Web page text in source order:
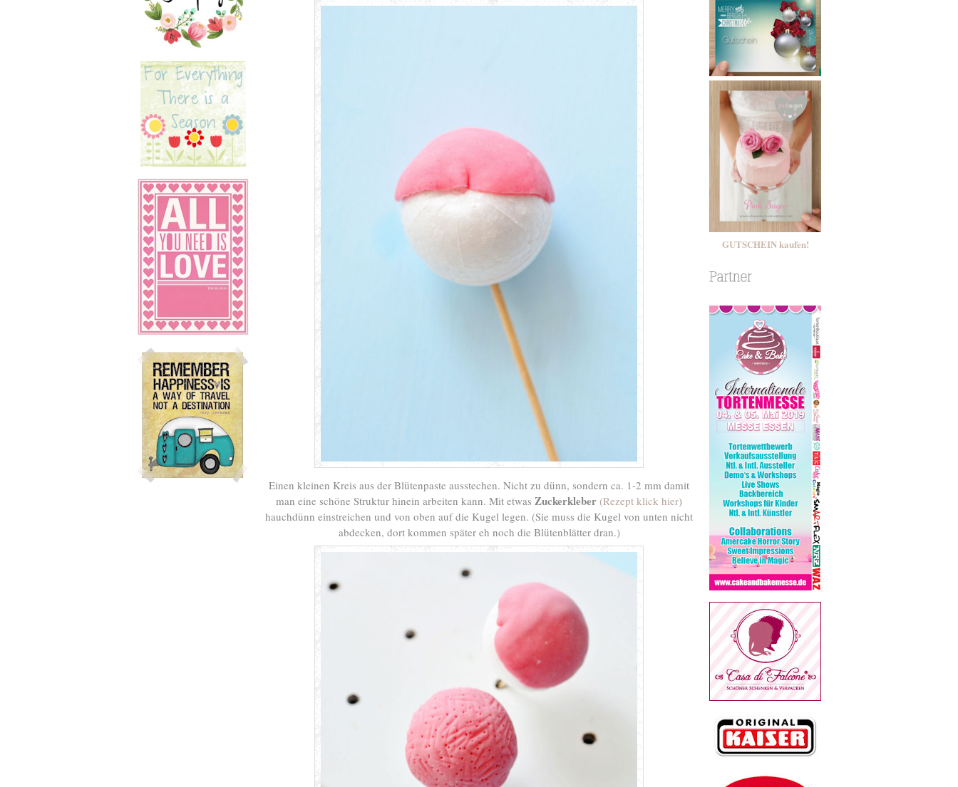
Einen kleinen Kreis aus der Blütenpaste ausstechen. Nicht zu dünn, sondern ca. 1-2 mm damit
man eine schöne Struktur hinein arbeiten kann. Mit etwas Zuckerkleber (Rezept klick hier)
hauchdünn einstreichen und von oben auf die Kugel legen. (Sie muss die Kugel von unten nicht
abdecken, dort kommen später eh noch die Blütenblätter dran.)
GUTSCHEIN kaufen!